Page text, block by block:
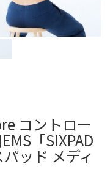
コントロー
「SIXPAD
ッド メディ